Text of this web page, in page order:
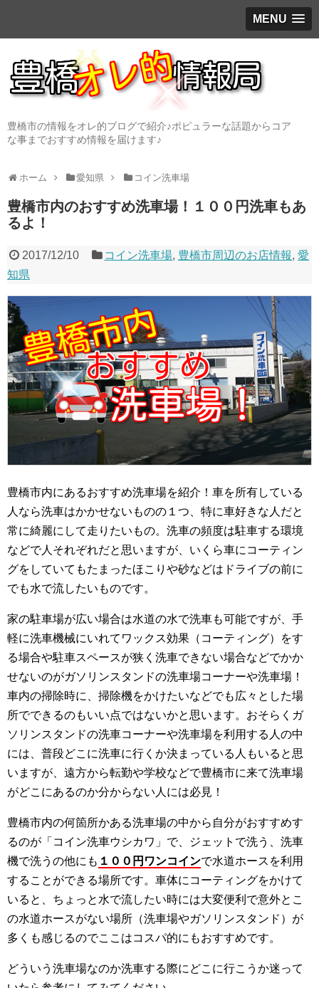
MENU
豊橋市の情報をオレ的ブログで紹介♪ポピュラーな話題からコア
な事までおすすめ情報を届けます♪
ホーム 愛知県 コイン洗車場
豊橋市内のおすすめ洗車場！１００円洗車もあ
るよ！
2017/12/10 コイン洗車場, 豊橋市周辺のお店情報,愛
知県
豊橋市内にあるおすすめ洗車場を紹介！車を所有している
人なら洗車はかかせないものの１つ、特に車好きな人だと
常に綺麗にして走りたいもの。洗車の頻度は駐車する環境
などで人それぞれだと思いますが、いくら車にコーティン
グをしていてもたまったほこりや砂などはドライブの前に
でも水で流したいものです。
家の駐車場が広い場合は水道の水で洗車も可能ですが、手
軽に洗車機械にいれてワックス効果（コーティング）をす
る場合や駐車スペースが狭く洗車できない場合などでかか
せないのがガソリンスタンドの洗車場コーナーや洗車場！
車内の掃除時に、掃除機をかけたいなどでも広々とした場
所でできるのもいい点ではないかと思います。おそらくガ
ソリンスタンドの洗車コーナーや洗車場を利用する人の中
には、普段どこに洗車に行くか決まっている人もいると思
いますが、遠方から転勤や学校などで豊橋市に来て洗車場
がどこにあるのか分からない人には必見！
豊橋市内の何箇所かある洗車場の中から自分がおすすめす
るのが「コイン洗車ウシカワ」で、ジェットで洗う、洗車
機で洗うの他にも １００円ワンコインで水道ホースを利用
することができる場所です。車体にコーティングをかけて
いると、ちょっと水で流したい時には大変便利で意外とこ
の水道ホースがない場所（洗車場やガソリンスタンド）が
多くも感じるのでここはコスパ的にもおすすめです。
どういう洗車場なのか洗車する際にどこに行こうか迷って